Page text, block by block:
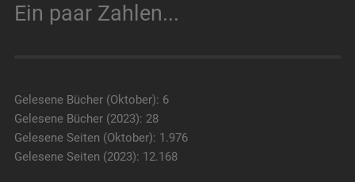
Ein paar Zahlen...
Gelesene Bücher (Oktober): 6
Gelesene Bücher (2023): 28
Gelesene Seiten (Oktober): 1.976
Gelesene Seiten (2023): 12.168